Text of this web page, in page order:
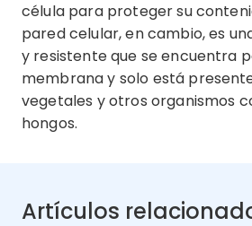
célula para proteger su
pared celular, en cambio, es
y resistente que se encuentra
membrana y solo está
vegetales y otros organismos
hongos.
Artículos